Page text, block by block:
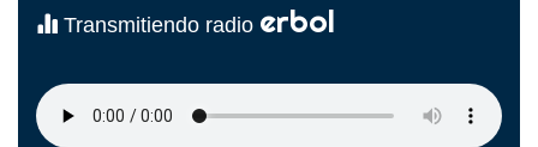
Transmitiendo radio erbol